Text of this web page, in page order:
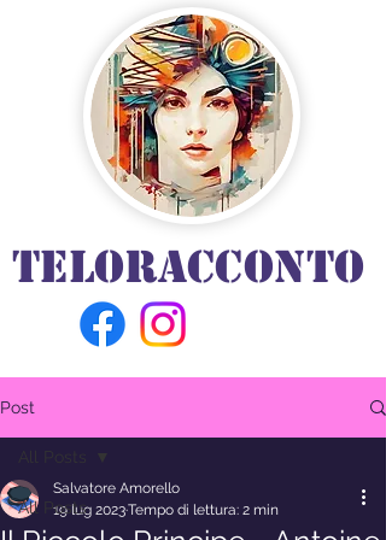
TELORACCONTO
Post
All Posts
Salvatore Amorello
19 lug 2023Tempo di lettura: 2 min